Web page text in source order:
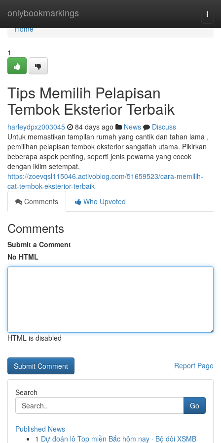
onlybookmarkings
Home
Home
1
Tips Memilih Pelapisan
Tembok Eksterior Terbaik
harleydpxz003045 84 days ago News
Discuss
Untuk memastikan tampilan rumah yang cantik dan tahan lama ,
pemilihan pelapisan tembok eksterior sangatlah utama. Pikirkan
beberapa aspek penting, seperti jenis pewarna yang cocok
dengan iklim setempat.
https://zoevqsl115046.activoblog.com/51659523/cara-memilih-
cat-tembok-eksterior-terbaik
Comments
Who Upvoted
Comments
Submit a Comment
No HTML
HTML is disabled
Report Page
Search
Go
Published News
1 Dự đoán lô Top miền Bắc hôm nay · Bộ đôi XSMB